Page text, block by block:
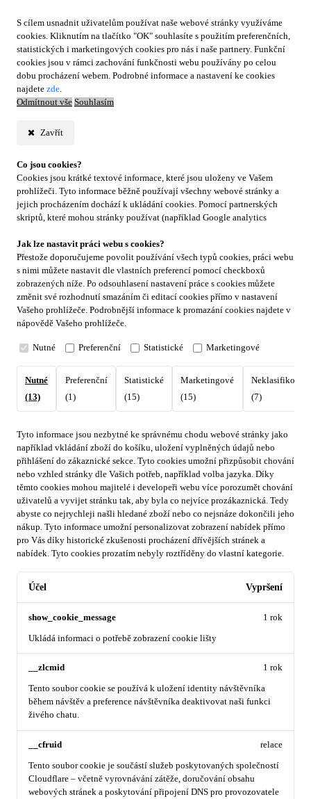
S cílem usnadnit uživatelům používat naše webové stránky využíváme
cookies. Kliknutím na tlačítko "OK" souhlasíte s použitím preferenčních,
statistických i marketingových cookies pro nás i naše partnery. Funkční
cookies jsou v rámci zachování funkčnosti webu používány po celou
dobu procházení webem. Podrobné informace a nastavení ke cookies
najdete zde.
Odmítnout vše Souhlasím
Zavřít
Co jsou cookies?
Cookies jsou krátké textové informace, které jsou uloženy ve Vašem
prohlížeči. Tyto informace běžně používají všechny webové stránky a
jejich procházením dochází k ukládání cookies. Pomocí partnerských
skriptů, které mohou stránky používat (například Google analytics
Jak lze nastavit práci webu s cookies?
Přestože doporučujeme povolit používání všech typů cookies, práci webu
s nimi můžete nastavit dle vlastních preferencí pomocí checkboxů
zobrazených níže. Po odsouhlasení nastavení práce s cookies můžete
změnit své rozhodnutí smazáním či editací cookies přímo v nastavení
Vašeho prohlížeče. Podrobnější informace k promazání cookies najdete v
nápovědě Vašeho prohlížeče.
Nutné Preferenční Statistické Marketingové
Nutné
(13)
Preferenční
(1)
Statistické
(15)
Marketingové
(15)
(7)
Tyto informace jsou nezbytné ke správnému chodu webové stránky jako
například vkládání zboží do košíku, uložení vyplněných údajů nebo
přihlášení do zákaznické sekce. Tyto cookies umožní přizpůsobit chování
nebo vzhled stránky dle Vašich potřeb, například volba jazyka. Díky
těmto cookies mohou majitelé i developeři webu více porozumět chování
uživatelů a vyvijet stránku tak, aby byla co nejvíce prozákaznická. Tedy
abyste co nejrychleji našli hledané zboží nebo co nejsnáze dokončili jeho
nákup. Tyto informace umožní personalizovat zobrazení nabídek přímo
pro Vás díky historické zkušenosti procházení dřívějších stránek a
nabídek. Tyto cookies prozatím nebyly roztříděny do vlastní kategorie.
Účel Vypršení
show_cookie_message
Ukládá informaci o potřebě zobrazení cookie lišty
1 rok
__zlcmid
Tento soubor cookie se používá k uložení identity návštěvníka
během návštěv a preference návštěvníka deaktivovat naši funkci
živého chatu.
1 rok
__cfruid
Tento soubor cookie je součástí služeb poskytovaných společností
Cloudflare – včetně vyrovnávání zátěže, doručování obsahu
webových stránek a poskytování připojení DNS pro provozovatele
relace